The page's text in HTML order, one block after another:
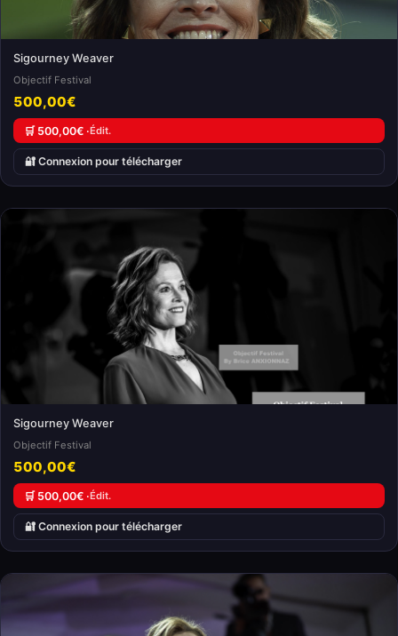
Sigourney Weaver
Objectif Festival
500,00€
🛒 500,00€ ·Édit.
🔐 Connexion pour télécharger
Sigourney Weaver
Objectif Festival
500,00€
🛒 500,00€ ·Édit.
🔐 Connexion pour télécharger